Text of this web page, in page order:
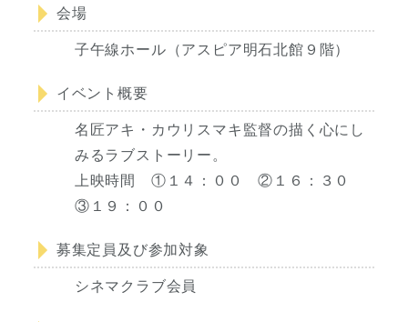
会場
子午線ホール（アスピア明石北館９階）
イベント概要
名匠アキ・カウリスマキ監督の描く心にし
みるラブストーリー。
上映時間 ①１４：００ ②１６：３０
③１９：００
募集定員及び参加対象
シネマクラブ会員